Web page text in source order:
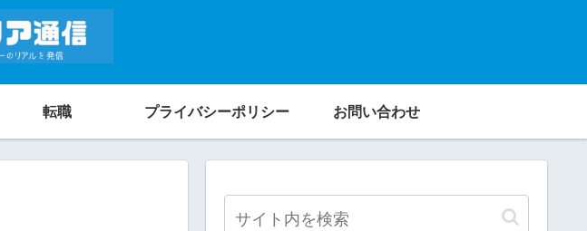
転職 プライバシーポリシー お問い合わせ